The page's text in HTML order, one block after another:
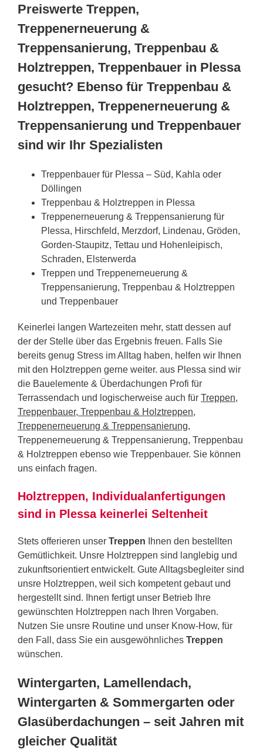
Preiswerte Treppen,
Treppenerneuerung &
Treppensanierung, Treppenbau &
Holztreppen, Treppenbauer in Plessa
gesucht? Ebenso für Treppenbau &
Holztreppen, Treppenerneuerung &
Treppensanierung und Treppenbauer
sind wir Ihr Spezialisten
Treppenbauer für Plessa – Süd, Kahla oder
Döllingen
Treppenbau & Holztreppen in Plessa
Treppenerneuerung & Treppensanierung für
Plessa, Hirschfeld, Merzdorf, Lindenau, Gröden,
Gorden-Staupitz, Tettau und Hohenleipisch,
Schraden, Elsterwerda
Treppen und Treppenerneuerung &
Treppensanierung, Treppenbau & Holztreppen
und Treppenbauer
Keinerlei langen Wartezeiten mehr, statt dessen auf
der der Stelle über das Ergebnis freuen. Falls Sie
bereits genug Stress im Alltag haben, helfen wir Ihnen
mit den Holztreppen gerne weiter. aus Plessa sind wir
die Bauelemente & Überdachungen Profi für
Terrassendach und logischerweise auch für Treppen,
Treppenbauer, Treppenbau & Holztreppen,
Treppenerneuerung & Treppensanierung,
Treppenerneuerung & Treppensanierung, Treppenbau
& Holztreppen ebenso wie Treppenbauer. Sie können
uns einfach fragen.
Holztreppen, Individualanfertigungen
sind in Plessa keinerlei Seltenheit
Stets offerieren unser Treppen Ihnen den bestellten
Gemütlichkeit. Unsre Holztreppen sind langlebig und
zukunftsorientiert entwickelt. Gute Alltagsbegleiter sind
unsre Holztreppen, weil sich kompetent gebaut und
hergestellt sind. Ihnen fertigt unser Betrieb Ihre
gewünschten Holztreppen nach Ihren Vorgaben.
Nutzen Sie unsre Routine und unser Know-How, für
den Fall, dass Sie ein ausgewöhnliches Treppen
wünschen.
Wintergarten, Lamellendach,
Wintergarten & Sommergarten oder
Glasüberdachungen – seit Jahren mit
gleicher Qualität